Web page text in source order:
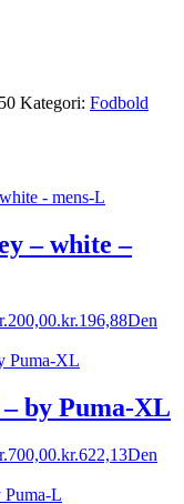
Kategori: Fodbold
– white –
kr.196,88Den
by Puma-XL
kr.622,13Den